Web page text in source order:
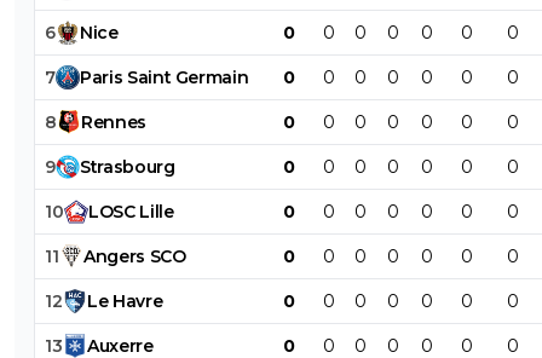
6 Nice 0 0 0 0 0 0 0
7 Paris Saint Germain 0 0 0 0 0 0 0
8 Rennes 0 0 0 0 0 0 0
9 Strasbourg 0 0 0 0 0 0 0
10 LOSC Lille 0 0 0 0 0 0 0
11 Angers SCO 0 0 0 0 0 0 0
12 Le Havre 0 0 0 0 0 0 0
13 Auxerre 0 0 0 0 0 0 0